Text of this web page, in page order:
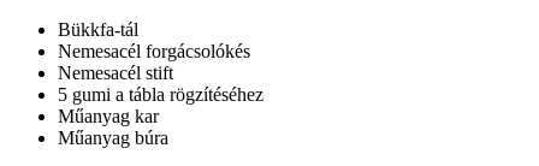
Bükkfa-tál
Nemesacél forgácsolókés
Nemesacél stift
5 gumi a tábla rögzítéséhez
Műanyag kar
Műanyag búra